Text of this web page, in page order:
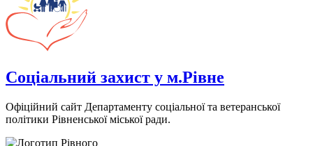
Соціальний захист у м.Рівне
Офіційний сайт Департаменту соціальної та ветеранської
політики Рівненської міської ради.